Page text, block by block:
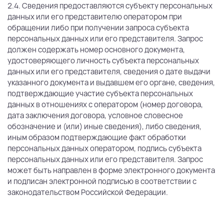
2.4. Сведения предоставляются субъекту персональных
данных или его представителю оператором при
обращении либо при получении запроса субъекта
персональных данных или его представителя. Запрос
должен содержать номер основного документа,
удостоверяющего личность субъекта персональных
данных или его представителя, сведения о дате выдачи
указанного документа и выдавшем его органе, сведения,
подтверждающие участие субъекта персональных
данных в отношениях с оператором (номер договора,
дата заключения договора, условное словесное
обозначение и (или) иные сведения), либо сведения,
иным образом подтверждающие факт обработки
персональных данных оператором, подпись субъекта
персональных данных или его представителя. Запрос
может быть направлен в форме электронного документа
и подписан электронной подписью в соответствии с
законодательством Российской Федерации.